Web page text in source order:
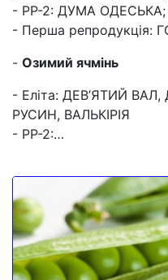
- РР-2: ДУМА ОДЕСЬКА;
- Перша
- Озимий ячмінь
- Еліта: ДЕВ’ЯТИЙ
РУСИН, ВАЛЬКІРІЯ
- РР-2:…